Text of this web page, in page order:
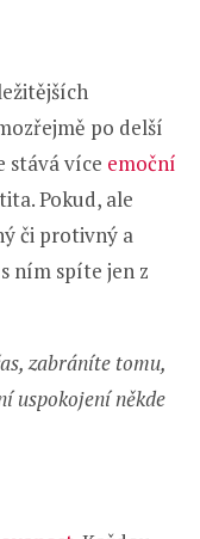
po delší
stává více emoční
Pokud, ale
či protivný a
ním spíte jen z
zabráníte tomu,
uspokojení někde